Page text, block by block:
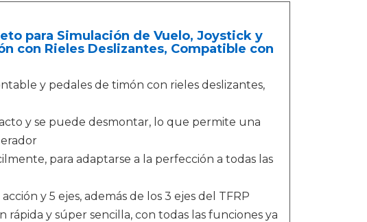
para Simulación de Vuelo, Joystick y
con Rieles Deslizantes, Compatible con
y pedales de timón con rieles deslizantes,
y se puede desmontar, lo que permite una
para adaptarse a la perfección a todas las
y 5 ejes, además de los 3 ejes del TFRP
y súper sencilla, con todas las funciones ya